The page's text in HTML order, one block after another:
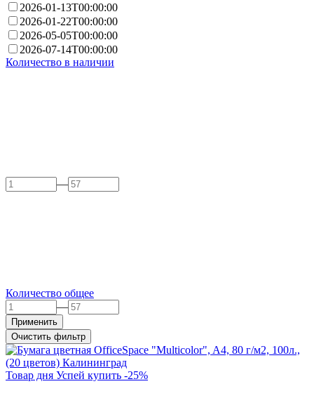
2026-01-13T00:00:00
2026-01-22T00:00:00
2026-05-05T00:00:00
2026-07-14T00:00:00
Количество в наличии
—
Количество общее
—
Применить
Очистить фильтр
Товар дня Успей купить -25%